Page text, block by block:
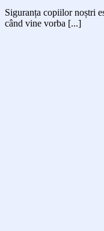
Siguranța copiilor noștri
când vine vorba [...]